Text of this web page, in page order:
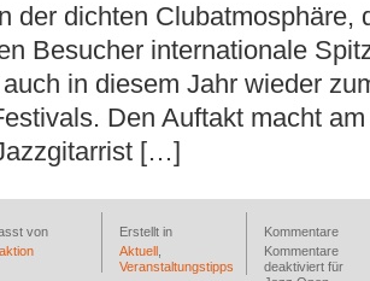
der dichten Clubatmosphäre,
Besucher internationale
in diesem Jahr wieder
Den Auftakt macht
[…]
von
Erstellt in
Aktuell
Veranstaltungstipps
Kommentare
Kommentare
deaktiviert für